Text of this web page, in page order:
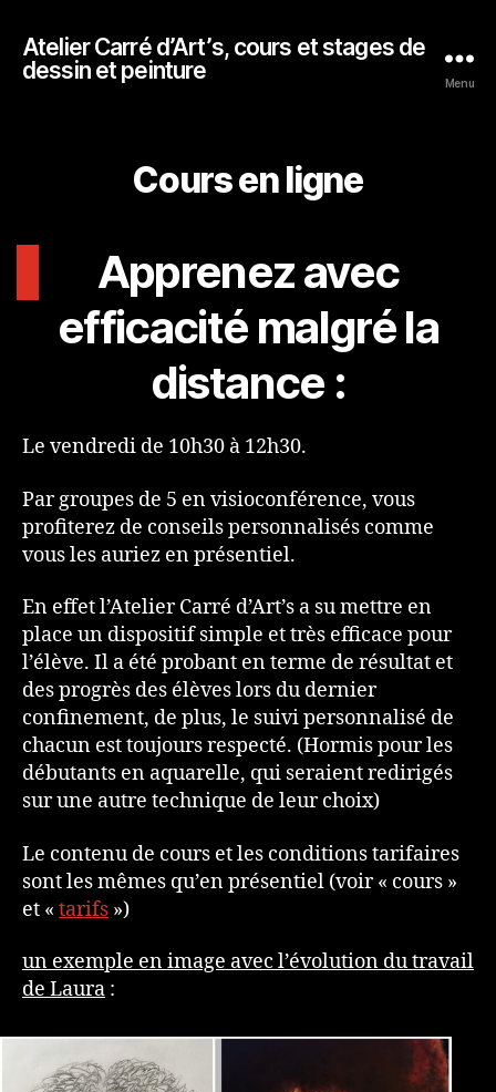
Atelier Carré d’Art’s, cours et stages de
dessin et peinture
Menu
Cours en ligne
Apprenez avec
efficacité malgré la
distance :
Le vendredi de 10h30 à 12h30.
Par groupes de 5 en visioconférence, vous
profiterez de conseils personnalisés comme
vous les auriez en présentiel.
En effet l’Atelier Carré d’Art’s a su mettre en
place un dispositif simple et très efficace pour
l’élève. Il a été probant en terme de résultat et
des progrès des élèves lors du dernier
confinement, de plus, le suivi personnalisé de
chacun est toujours respecté. (Hormis pour les
débutants en aquarelle, qui seraient redirigés
sur une autre technique de leur choix)
Le contenu de cours et les conditions tarifaires
sont les mêmes qu’en présentiel (voir « cours »
et « tarifs »)
un exemple en image avec l’évolution du travail
de Laura :